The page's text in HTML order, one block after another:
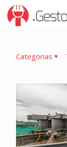
Categorias